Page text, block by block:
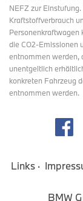
NEFZ zur
Kraftstoffverbrauch
Personenkraftwagen
die CO2-Emissionen
entnommen werden,
unentgeltlich
konkreten Fahrzeug
entnommen werden.
Links
BMW